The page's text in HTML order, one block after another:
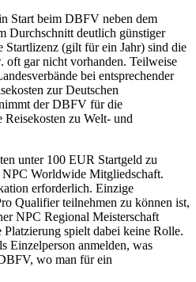
Start beim DBFV neben dem
Durchschnitt deutlich günstiger
Startlizenz (gilt für ein Jahr) sind die
oft gar nicht vorhanden. Teilweise
bei entsprechender
zur Deutschen
der DBFV für die
zu Welt- und
unter 100 EUR Startgeld zu
Worldwide Mitgliedschaft.
erforderlich. Einzige
Qualifier teilnehmen zu können ist,
NPC Regional Meisterschaft
Platzierung spielt dabei keine Rolle.
Einzelperson anmelden, was
wo man für ein